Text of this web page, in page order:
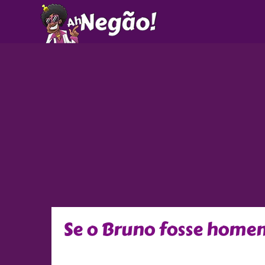
Se o Bruno fosse